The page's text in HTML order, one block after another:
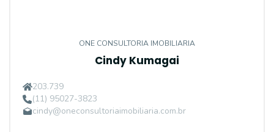
ONE CONSULTORIA IMOBILIARIA
Cindy Kumagai
203.739
(11) 95027-3823
cindy@oneconsultoriaimobiliaria.com.br